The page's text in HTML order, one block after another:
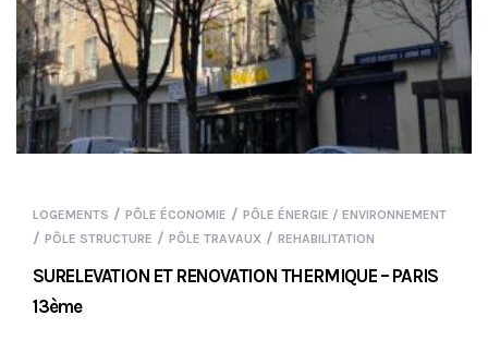
LOGEMENTS / PÔLE ÉCONOMIE / PÔLE ÉNERGIE / ENVIRONNEMENT
/ PÔLE STRUCTURE / PÔLE TRAVAUX / REHABILITATION
SURELEVATION ET RENOVATION THERMIQUE – PARIS
13ème